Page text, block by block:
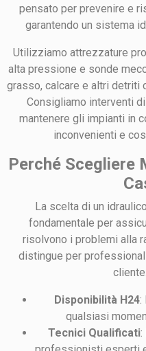
pensato per prevenire e
garantendo un sistema
Utilizziamo attrezzature
alta pressione e sonde
grasso, calcare e altri detriti
Consigliamo interventi
mantenere gli impianti in
inconvenienti e
Perché Scegliere
La scelta di un
fondamentale per
risolvono i problemi alla
distingue per
Disponibilità H24:
qualsiasi
Tecnici Qualificati: